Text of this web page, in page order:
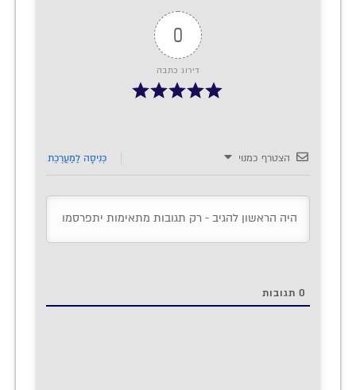
0
דירוג כתבה
הצטרף כמנוי כְּנִיסָה לַמַעֲרֶכֶת
0 תגובות